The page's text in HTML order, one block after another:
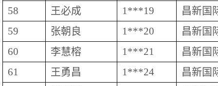
58
王必成 1***19
昌新国
59
张朝良 1***20
昌新国
60
李慧榕 1***21
昌新国
61
王勇昌 1***24
昌新国